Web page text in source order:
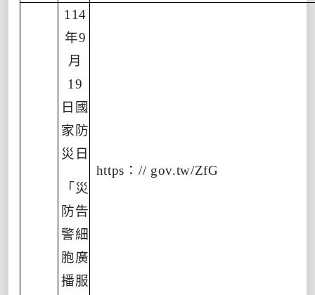
114
年9
月
19
日國
家防
災日
「災
防告
警細
胞廣
播服
https ： // gov.tw/ZfG